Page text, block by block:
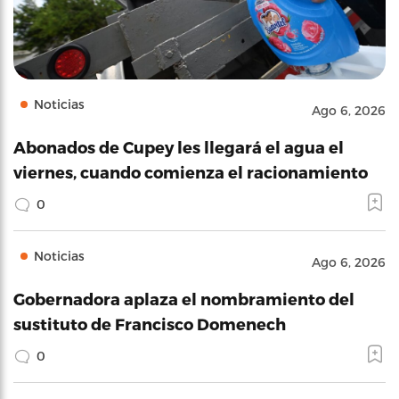
Noticias Ago 6, 2026
Abonados de Cupey les llegará el agua el
viernes, cuando comienza el racionamiento
0
Noticias Ago 6, 2026
Gobernadora aplaza el nombramiento del
sustituto de Francisco Domenech
0